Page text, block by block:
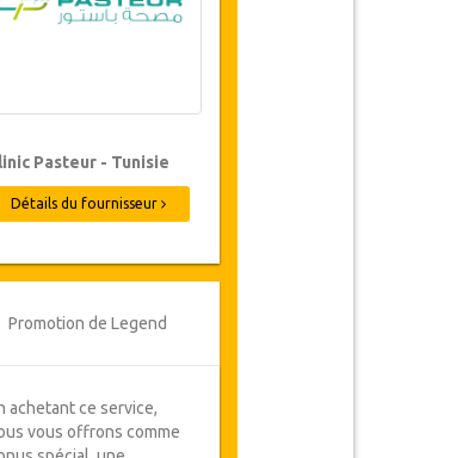
Pasteur - Tunisie
Détails du fournisseur
Promotion de Legend
achetant ce service,
vous offrons comme